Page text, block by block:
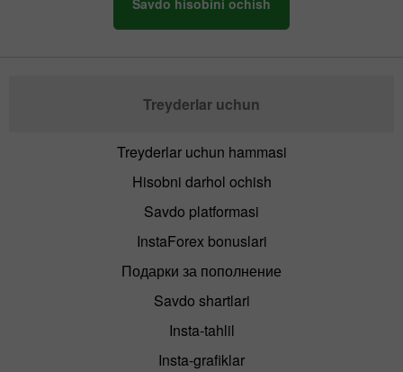
Savdo hisobini ochish
Treyderlar uchun
Treyderlar uchun hammasi
Hisobni darhol ochish
Savdo platformasi
InstaForex bonuslari
Подарки за пополнение
Savdo shartlari
Insta-tahlil
Insta-grafiklar